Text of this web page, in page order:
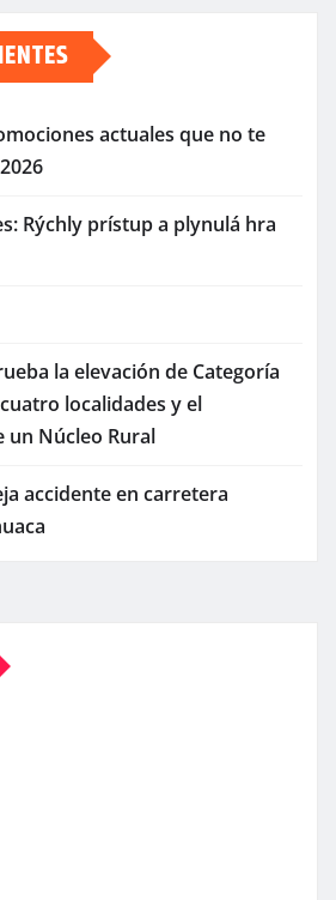
actuales que no te
Rýchly prístup a plynulá hra
la elevación de Categoría
localidades y el
un Núcleo Rural
accidente en carretera